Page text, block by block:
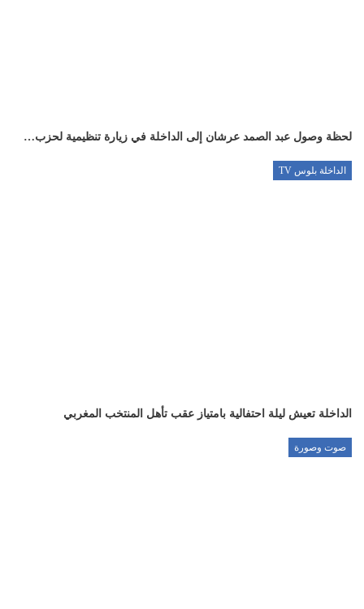
لحظة وصول عبد الصمد عرشان إلى الداخلة في زيارة تنظيمية لحزب…
الداخلة بلوس TV
الداخلة تعيش ليلة احتفالية بامتياز عقب تأهل المنتخب المغربي
صوت وصورة